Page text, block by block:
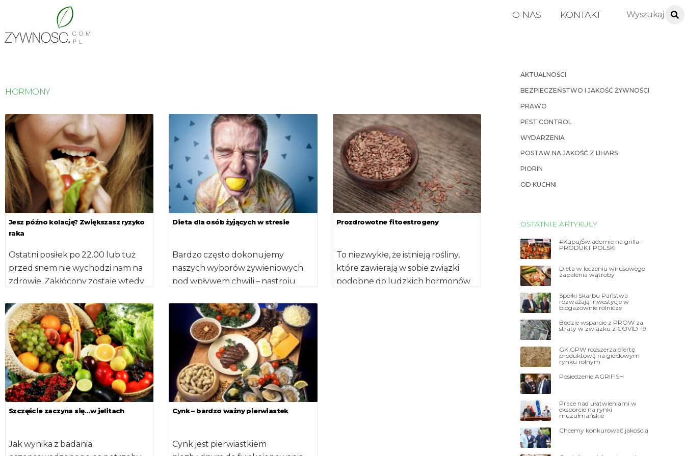
O NAS KONTAKT
HORMONY
Jesz późno kolację? Zwiększasz ryzyko
raka
Ostatni posiłek po 22.00 lub tuż
przed snem nie wychodzi nam na
zdrowie. Zakłócony zostaje wtedy
Dieta dla osób żyjących w stresie
Bardzo często dokonujemy
naszych wyborów żywieniowych
pod wpływem chwili – nastroju
nadmiar stresu, a inni w podobnej
sytuacji […]
Prozdrowotne fitoestrogeny
To niezwykłe, że istnieją rośliny,
które zawierają w sobie związki
podobne do ludzkich hormonów
Szczęście zaczyna się…w jelitach
Jak wynika z badania
Cynk – bardzo ważny pierwiastek
Cynk jest pierwiastkiem
AKTUALNOŚCI
BEZPIECZEŃSTWO I JAKOŚĆ ŻYWNOŚCI
PRAWO
PEST CONTROL
WYDARZENIA
POSTAW NA JAKOŚĆ Z IJHARS
PIORIN
OD KUCHNI
OSTATNIE ARTYKUŁY
#KupujŚwiadomie na grilla –
PRODUKT POLSKI
Dieta w leczeniu wirusowego
zapalenia wątroby
Spółki Skarbu Państwa
rozważają inwestycje w
biogazownie rolnicze
Będzie wsparcie z PROW za
straty w związku z COVID-19
GK GPW rozszerza ofertę
produktową na giełdowym
rynku rolnym
Posiedzenie AGRIFISH
Prace nad ułatwieniami w
eksporcie na rynki
muzułmańskie
Chcemy konkurować jakością